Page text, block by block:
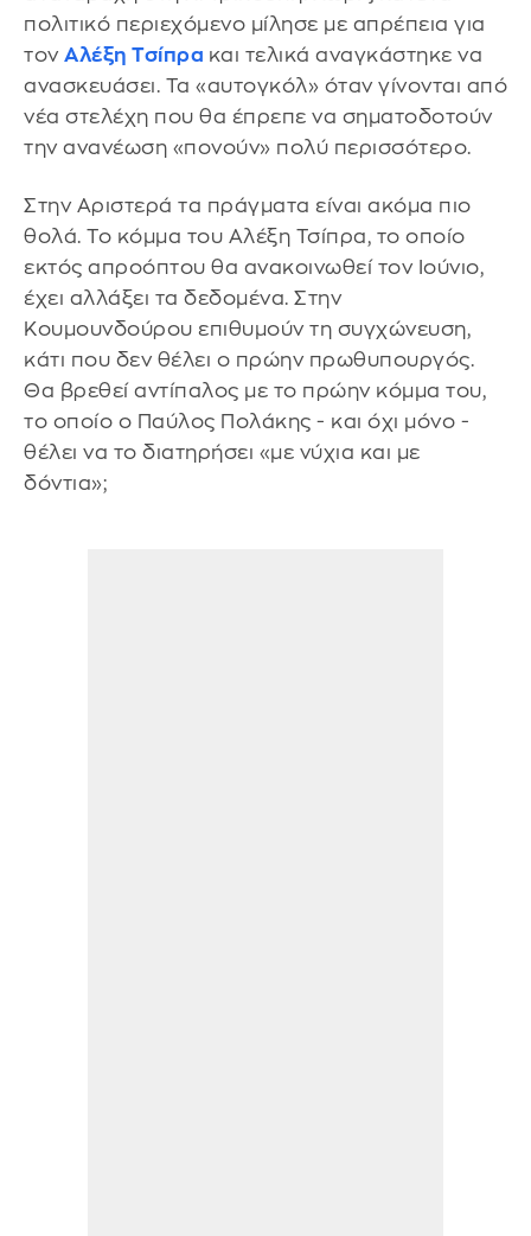
πολιτικό περιεχόμενο μίλησε με απρέπεια για
τον Αλέξη Τσίπρα και τελικά αναγκάστηκε να
ανασκευάσει. Τα «αυτογκόλ» όταν γίνονται από
νέα στελέχη που θα έπρεπε να σηματοδοτούν
την ανανέωση «πονούν» πολύ περισσότερο.
Στην Αριστερά τα πράγματα είναι ακόμα πιο
θολά. Το κόμμα του Αλέξη Τσίπρα, το οποίο
εκτός απροόπτου θα ανακοινωθεί τον Ιούνιο,
έχει αλλάξει τα δεδομένα. Στην
Κουμουνδούρου επιθυμούν τη συγχώνευση,
κάτι που δεν θέλει ο πρώην πρωθυπουργός.
Θα βρεθεί αντίπαλος με το πρώην κόμμα του,
το οποίο ο Παύλος Πολάκης - και όχι μόνο -
θέλει να το διατηρήσει «με νύχια και με
δόντια»;